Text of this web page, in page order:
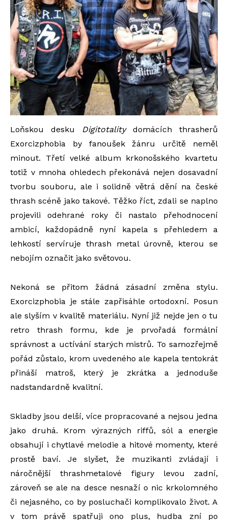
Loňskou desku Digitotalitydomácích thrasherů
Exorcizphobia by fanoušek žánru určitě neměl
minout. Třetí velké album krkonošského kvartetu
totiž v mnoha ohledech překonává nejen dosavadní
tvorbu souboru, ale i solidně větrá dění na české
thrash scéně jako takové. Těžko říct, zdali se naplno
projevili odehrané roky či nastalo přehodnocení
ambicí, každopádně nyní kapela s přehledem a
lehkostí servíruje thrash metal úrovně, kterou se
nebojím označit jako světovou.
Nekoná se přitom žádná zásadní změna stylu.
Exorcizphobia je stále zapřisáhle ortodoxní. Posun
ale slyším v kvalitě materiálu. Nyní již nejde jen o tu
retro thrash formu, kde je prvořadá formální
správnost a uctívání starých mistrů. To samozřejmě
pořád zůstalo, krom uvedeného ale kapela tentokrát
přináší matroš, který je zkrátka a jednoduše
nadstandardně kvalitní.
Skladby jsou delší, více propracované a nejsou jedna
jako druhá. Krom výrazných riffů, sól a energie
obsahují i chytlavé melodie a hitové momenty, které
prostě baví. Je slyšet, že muzikanti zvládají i
náročnější thrashmetalové figury levou zadní,
zároveň se ale na desce nesnaží o nic krkolomného
či nejasného, co by posluchači komplikovalo život. A
v tom právě spatřuji ono plus, hudba zní po